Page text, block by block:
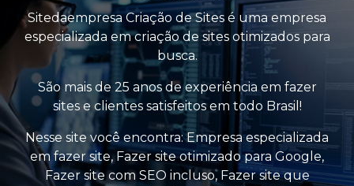
Sitedaempresa Criação de Sites é uma empresa
especializada em criação de sites otimizados para
busca.
São mais de 25 anos de experiência em fazer
sites e clientes satisfeitos em todo Brasil!
Nesse site você encontra:Empresa especializada
em fazer site,Fazer site otimizado para Google,
Fazer site com SEO incluso, Fazer site que